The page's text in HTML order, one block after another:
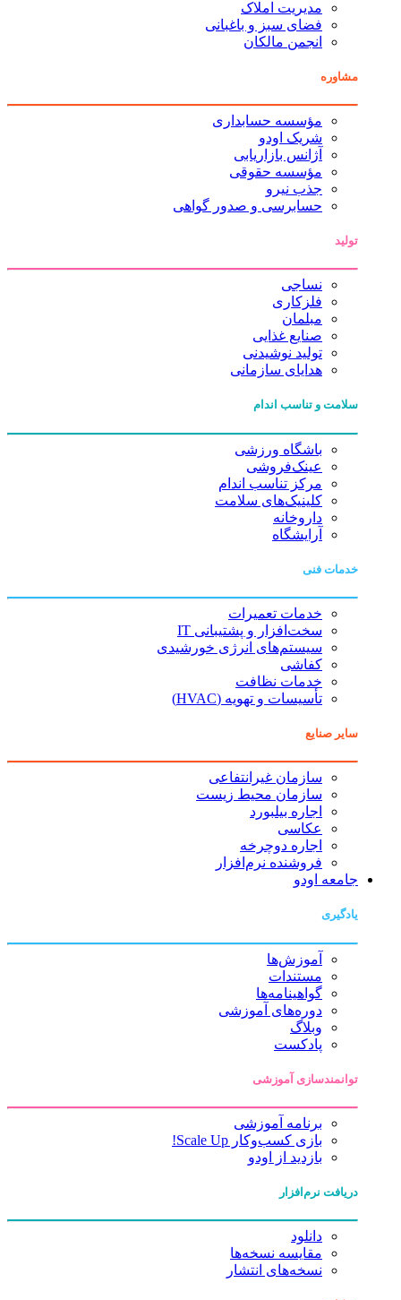
مدیریت املاک
فضای سبز و باغبانی
انجمن مالکان
مشاوره
مؤسسه حسابداری
شریک اودو
آژانس بازاریابی
مؤسسه حقوقی
جذب نیرو
حسابرسی و صدور گواهی
تولید
نساجی
فلزکاری
مبلمان
صنایع غذایی
تولید نوشیدنی
هدایای سازمانی
سلامت و تناسب اندام
باشگاه ورزشی
عینک‌فروشی
مرکز تناسب اندام
کلینیک‌های سلامت
داروخانه
آرایشگاه
خدمات فنی
خدمات تعمیرات
سخت‌افزار و پشتیبانی IT
سیستم‌های انرژی خورشیدی
کفاشی
خدمات نظافت
تأسیسات و تهویه (HVAC)
سایر صنایع
سازمان غیرانتفاعی
سازمان محیط زیست
اجاره بیلبورد
عکاسی
اجاره دوچرخه
فروشنده نرم‌افزار
جامعه اودو
یادگیری
آموزش‌ها
مستندات
گواهینامه‌ها
دوره‌های آموزشی
وبلاگ
پادکست
توانمندسازی آموزشی
برنامه آموزشی
بازی کسب‌وکار Scale Up!
بازدید از اودو
دریافت نرم‌افزار
دانلود
مقایسه نسخه‌ها
نسخه‌های انتشار